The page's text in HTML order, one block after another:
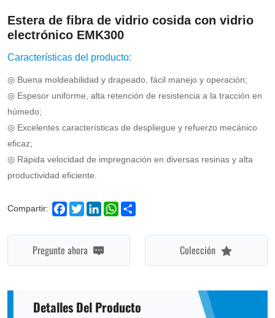
Estera de fibra de vidrio cosida con vidrio
electrónico EMK300
Características del producto:
◎ Buena moldeabilidad y drapeado, fácil manejo y operación;
◎ Espesor uniforme, alta retención de resistencia a la tracción en
húmedo;
◎ Excelentes características de despliegue y refuerzo mecánico
eficaz;
◎ Rápida velocidad de impregnación en diversas resinas y alta
productividad eficiente.
Compartir: Facebook
TwitterLinkedInWhatsApp
Pregunte ahora Colección
Detalles Del Producto